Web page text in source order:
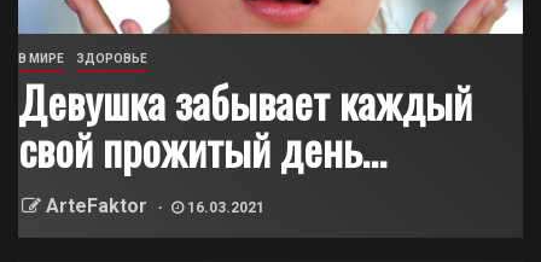
В МИРЕ ЗДОРОВЬЕ
Девушка забывает каждый
свой прожитый день…
ArteFaktor 16.03.2021